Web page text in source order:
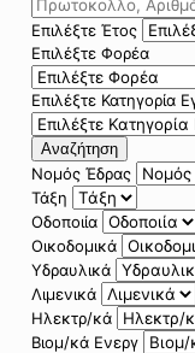
Επιλέξτε Έτος
Επιλέξτε Φορέα
Επιλέξτε Κατηγορία
Αναζήτηση
Νομός Έδρας
Τάξη
Οδοποιία
Οικοδομικά
Υδραυλικά
Λιμενικά
Ηλεκτρ/κά
Βιομ/κά Ενεργ